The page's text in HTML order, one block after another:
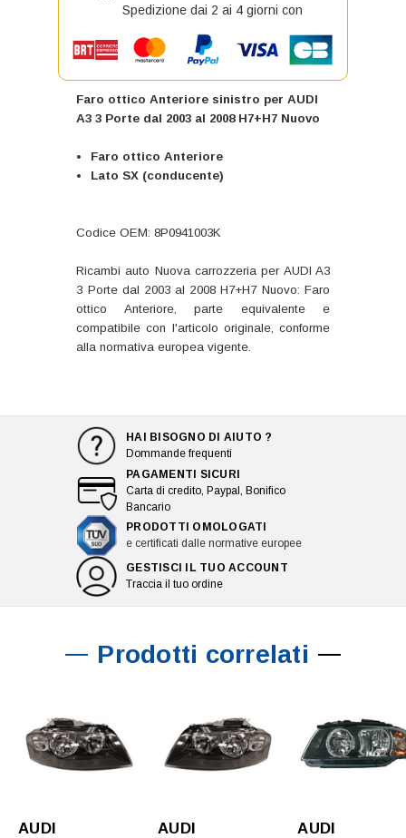
Faro ottico Anteriore sinistro per AUDI
A3 3 Porte dal 2003 al 2008 H7+H7 Nuovo
Faro ottico Anteriore
Lato SX (conducente)
Codice OEM: 8P0941003K
Ricambi auto Nuova carrozzeria per AUDI A3
3 Porte dal 2003 al 2008 H7+H7 Nuovo: Faro
ottico Anteriore, parte equivalente e
compatibile con l'articolo originale, conforme
alla normativa europea vigente.
Spedizione dai 2 ai 4 giorni con
HAI BISOGNO DI AIUTO ?
Dommande frequenti
PAGAMENTI SICURI
Carta di credito, Paypal, Bonifico
Bancario
PRODOTTI OMOLOGATI
e certificati dalle normative europee
GESTISCI IL TUO ACCOUNT
Traccia il tuo ordine
Prodotti correlati
AUDI AUDI AUDI